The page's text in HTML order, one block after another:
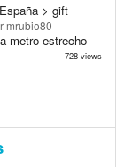
> gift
mrubio80
metro estrecho
728 views